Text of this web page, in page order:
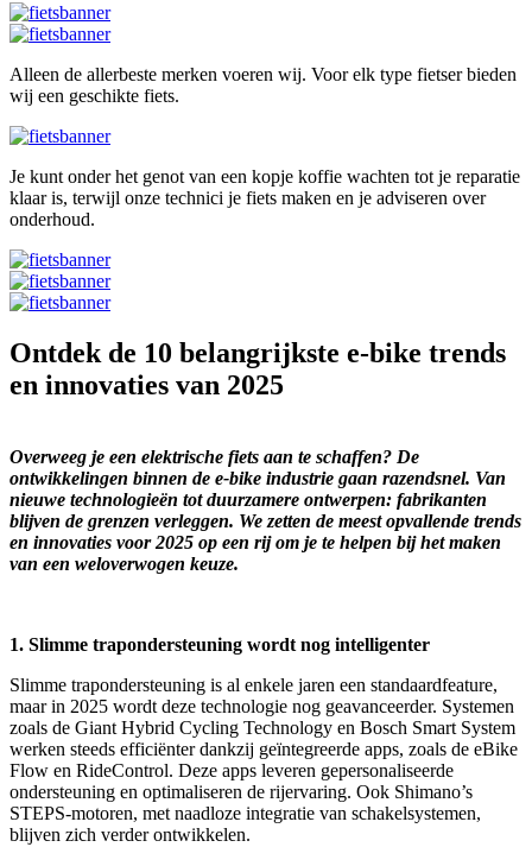
Alleen de allerbeste merken voeren wij. Voor elk type fietser bieden
wij een geschikte fiets.
Je kunt onder het genot van een kopje koffie wachten tot je reparatie
klaar is, terwijl onze technici je fiets maken en je adviseren over
onderhoud.
Ontdek de 10 belangrijkste e-bike trends
en innovaties van 2025
Overweeg je een elektrische fiets aan te schaffen? De
ontwikkelingen binnen de e-bike industrie gaan razendsnel. Van
nieuwe technologieën tot duurzamere ontwerpen: fabrikanten
blijven de grenzen verleggen. We zetten de meest opvallende trends
en innovaties voor 2025 op een rij om je te helpen bij het maken
van een weloverwogen keuze.
1. Slimme trapondersteuning wordt nog intelligenter
Slimme trapondersteuning is al enkele jaren een standaardfeature,
maar in 2025 wordt deze technologie nog geavanceerder. Systemen
zoals de Giant Hybrid Cycling Technology en Bosch Smart System
werken steeds efficiënter dankzij geïntegreerde apps, zoals de eBike
Flow en RideControl. Deze apps leveren gepersonaliseerde
ondersteuning en optimaliseren de rijervaring. Ook Shimano’s
STEPS-motoren, met naadloze integratie van schakelsystemen,
blijven zich verder ontwikkelen.